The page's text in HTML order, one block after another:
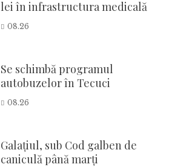
lei în infrastructura medicală
08.26
Se schimbă programul
autobuzelor în Tecuci
08.26
Galațiul, sub Cod galben de
caniculă până marți